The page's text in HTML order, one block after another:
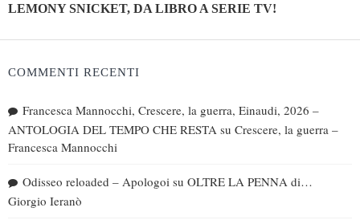
LEMONY SNICKET, DA LIBRO A SERIE TV!
COMMENTI RECENTI
Francesca Mannocchi, Crescere, la guerra, Einaudi, 2026 –
ANTOLOGIA DEL TEMPO CHE RESTA su Crescere, la guerra –
Francesca Mannocchi
Odisseo reloaded – Apologoi su OLTRE LA PENNA di…
Giorgio Ieranò